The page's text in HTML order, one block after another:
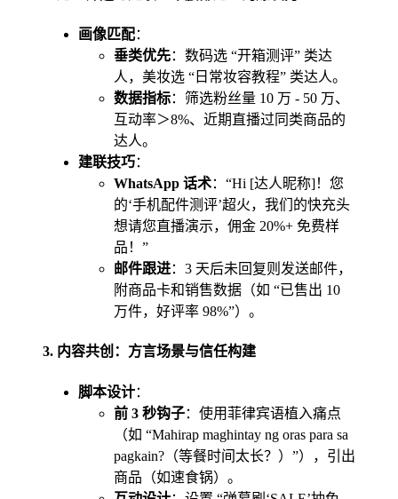
画像匹配：
垂类优先：数码选 “开箱测评” 类达
人，美妆选 “日常妆容教程” 类达人。
数据指标：筛选粉丝量 10 万 - 50 万、
互动率＞8%、近期直播过同类商品的
达人。
建联技巧：
WhatsApp 话术：“Hi [达人昵称]！您
的‘手机配件测评’超火，我们的快充头
想请您直播演示，佣金 20%+ 免费样
品！”
邮件跟进：3 天后未回复则发送邮件，
附商品卡和销售数据（如 “已售出 10
万件，好评率 98%”）。
3. 内容共创：方言场景与信任构建
脚本设计：
前 3 秒钩子：使用菲律宾语植入痛点
（如 “Mahirap maghintay ng oras para sa
pagkain?（等餐时间太长？）”），引出
商品（如速食锅）。